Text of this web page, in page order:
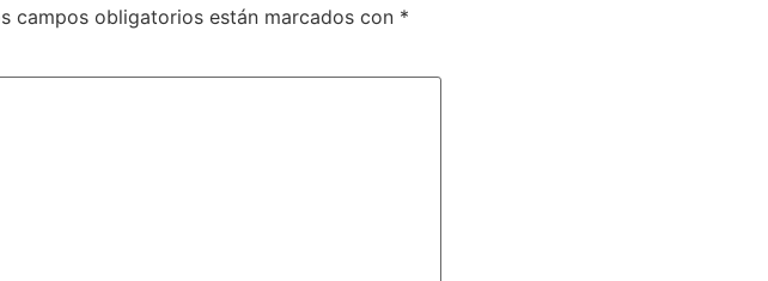
campos obligatorios están marcados con *